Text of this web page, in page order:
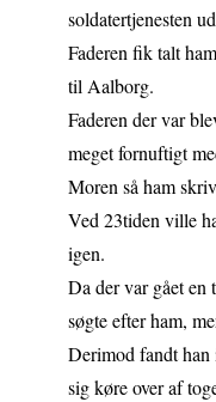
soldatertjenesten
Faderen fik talt
til Aalborg.
Faderen der var
meget fornuftigt
Moren så ham
Ved 23tiden ville
igen.
Da der var gået
søgte efter ham,
Derimod fandt han
sig køre over af